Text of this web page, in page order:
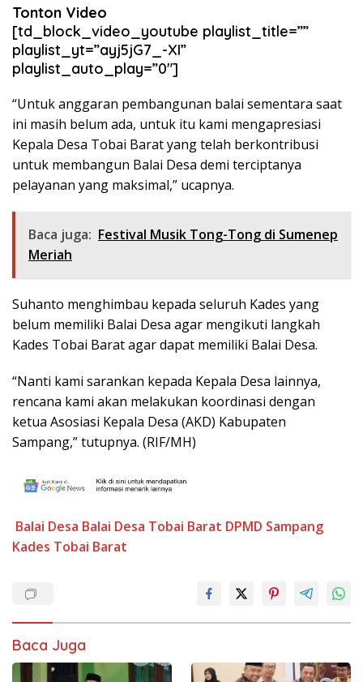
Tonton Video
[td_block_video_youtube playlist_title=””
playlist_yt=”ayj5jG7_-XI”
playlist_auto_play=”0″]
“Untuk anggaran pembangunan balai sementara saat
ini masih belum ada, untuk itu kami mengapresiasi
Kepala Desa Tobai Barat yang telah berkontribusi
untuk membangun Balai Desa demi terciptanya
pelayanan yang maksimal,” ucapnya.
Baca juga: Festival Musik Tong-Tong di Sumenep
Meriah
Suhanto menghimbau kepada seluruh Kades yang
belum memiliki Balai Desa agar mengikuti langkah
Kades Tobai Barat agar dapat memiliki Balai Desa.
“Nanti kami sarankan kepada Kepala Desa lainnya,
rencana kami akan melakukan koordinasi dengan
ketua Asosiasi Kepala Desa (AKD) Kabupaten
Sampang,” tutupnya. (RIF/MH)
Balai Desa Balai Desa Tobai Barat DPMD Sampang
Kades Tobai Barat
Baca Juga